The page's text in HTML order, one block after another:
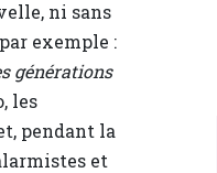
ni sans
exemple :
générations
les
pendant la
et